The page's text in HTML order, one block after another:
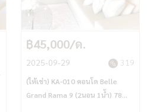
฿45,000/ด.
2025-09-29 319
(ให้เช่า) KA-010 คอนโด Belle
Grand Rama 9 (2นอน 1น้ำ) 78